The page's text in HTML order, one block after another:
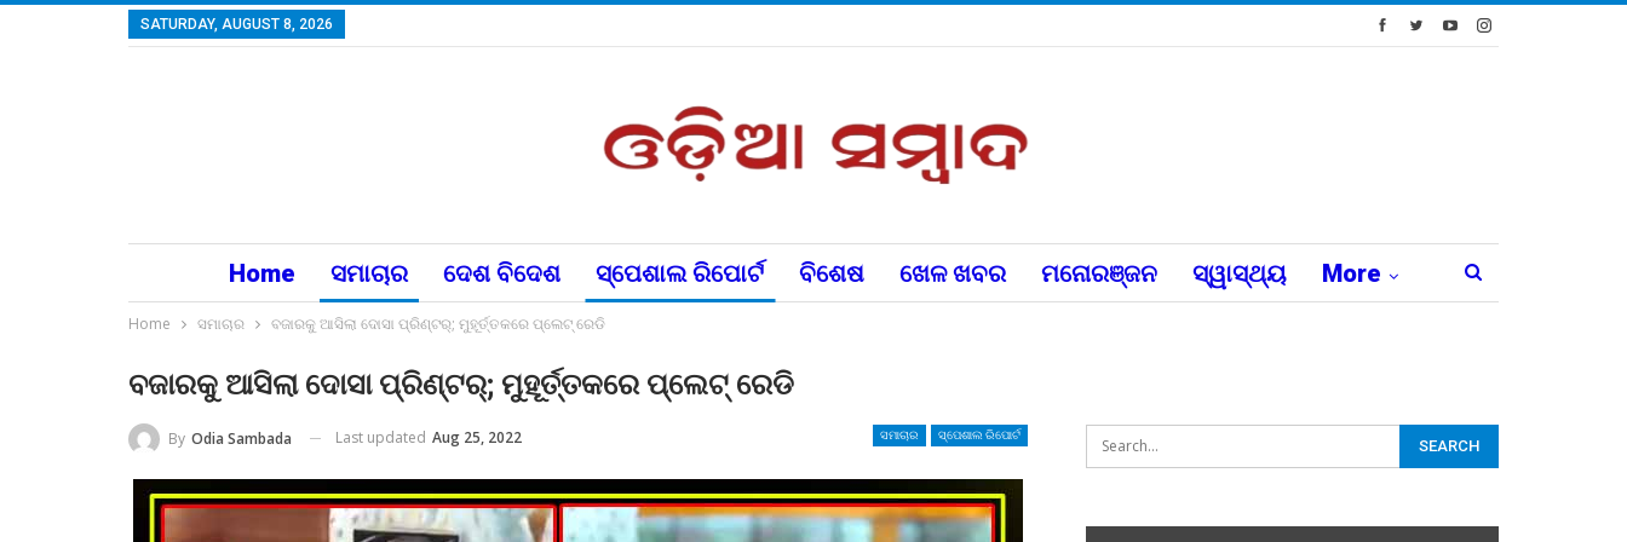
SATURDAY, AUGUST 8, 2026
Home ସମାଚାର ଦେଶ ବିଦେଶ ସ୍ପେଶାଲ ରିପୋର୍ଟ ବିଶେଷ ଖେଳ ଖବର ମନୋରଞ୍ଜନ ସ୍ୱାସ୍ଥ୍ୟ More
Home ସମାଚାର ବଜାରକୁ ଆସିଲା ଦୋସା ପ୍ରିଣ୍ଟର୍; ମୁହୂର୍ତ୍ତକରେ ପ୍ଲେଟ୍ ରେଡି
ବଜାରକୁ ଆସିଲା ଦୋସା ପ୍ରିଣ୍ଟର୍; ମୁହୂର୍ତ୍ତକରେ ପ୍ଲେଟ୍ ରେଡି
ସମାଚାର ସ୍ପେଶାଲ ରିପୋର୍ଟ
By Odia Sambada Last updated Aug 25, 2022